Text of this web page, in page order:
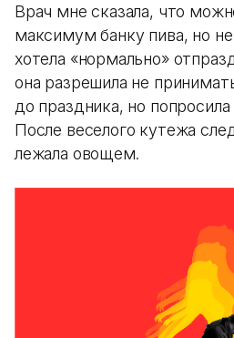
Врач мне сказала, что
максимум банку пива, но
хотела «нормально»
она разрешила не
до праздника, но попросила
После веселого кутежа
лежала овощем.